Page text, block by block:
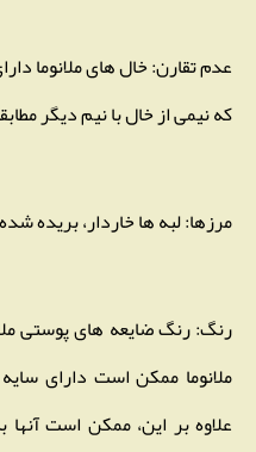
عدم تقارن: خال های ملانوما
که نیمی از خال با نیم دیگر
مرزها: لبه ها خاردار، بریده
رنگ: رنگ ضایعه های پوستی
ملانوما ممکن است دارای
علاوه بر این، ممکن است